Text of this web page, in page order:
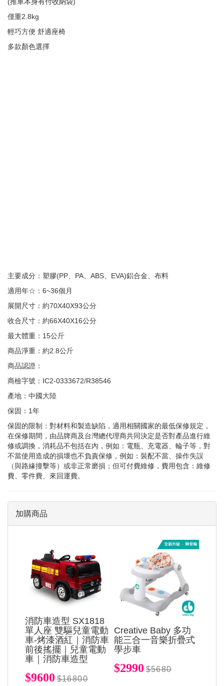
(推車本身有付收納袋)
僅重2.8kg
輕巧方便 舒適座椅
多款顏色選擇
主要成分：塑膠(PP、PA、ABS、EVA)鋁合金、布料
適用年☆：6~36個月
展開尺寸：約70X40X93公分
收合尺寸：約66X40X16公分
最大體重：15公斤
商品淨重：約2.8公斤
商品認證：
商檢字號：IC2-0333672/R38546
產地：中國大陸
保固：1年
保固的限制：對材料和製造缺陷，適用相關國家的最低保修規定，
在保修期間，由品牌商及台灣總代理商共同決定是否對產品進行維
修或調換，消耗品不包括在內，例如：電瓶、充電器、輪子等，對
不當使用造成的損壞也不負責保修，例如：裝配不當、操作失誤
（與路緣撞擊等）或非正常磨損；但可付費維修，費用包含：維修
費、零件費、來回運費。
加購商品
消防車造型 SX1818
單人座 雙驅兒童電動
車-烤漆酒紅｜消防車
前後搖擺｜兒童電動
車｜消防車造型
$9600 $16800
Creative Baby 多功
能三合一音樂折疊式
學步車
$2990 $5680